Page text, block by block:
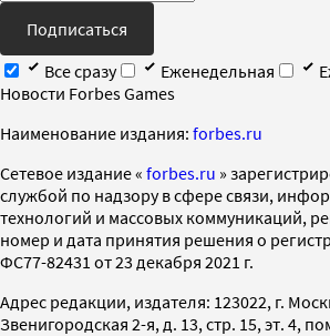
Подписаться
Все сразу
Еженедельная
Новости Forbes Games
Наименование издания: forbes.ru
Cетевое издание « forbes.ru »
службой по надзору в сфере связи,
технологий и массовых коммуникаций,
номер и дата принятия решения о
ФС77-82431 от 23 декабря 2021 г.
Адрес редакции, издателя: 123022, г.
Звенигородская 2-я, д. 13, стр. 15, эт. 4,